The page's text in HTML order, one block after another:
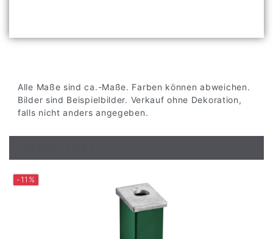
Alle Maße sind ca.-Maße. Farben können abweichen.
Bilder sind Beispielbilder. Verkauf ohne Dekoration,
falls nicht anders angegeben.
-11%